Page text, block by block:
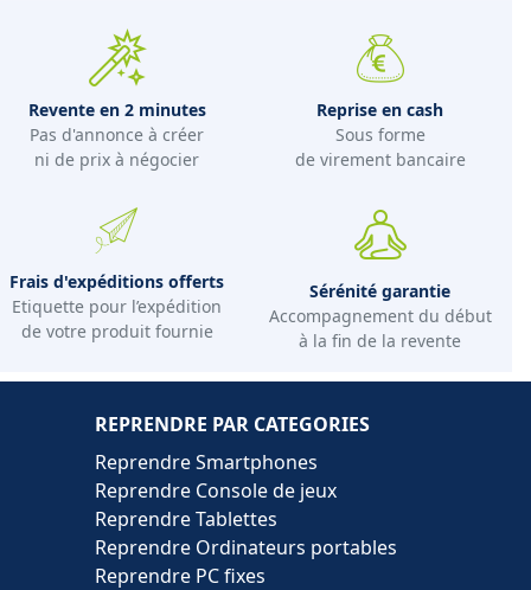
Revente en 2 minutes
Pas d'annonce à créer
ni de prix à négocier
Reprise en cash
Sous forme
de virement bancaire
Frais d'expéditions offerts
Etiquette pour l’expédition
de votre produit fournie
Sérénité garantie
Accompagnement du début
à la fin de la revente
REPRENDRE PAR CATEGORIES
Reprendre Smartphones
Reprendre Console de jeux
Reprendre Tablettes
Reprendre Ordinateurs portables
Reprendre PC fixes